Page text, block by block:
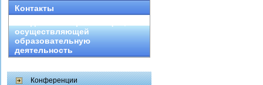
Контакты
осуществляющей
образовательную
деятельность
Конференции